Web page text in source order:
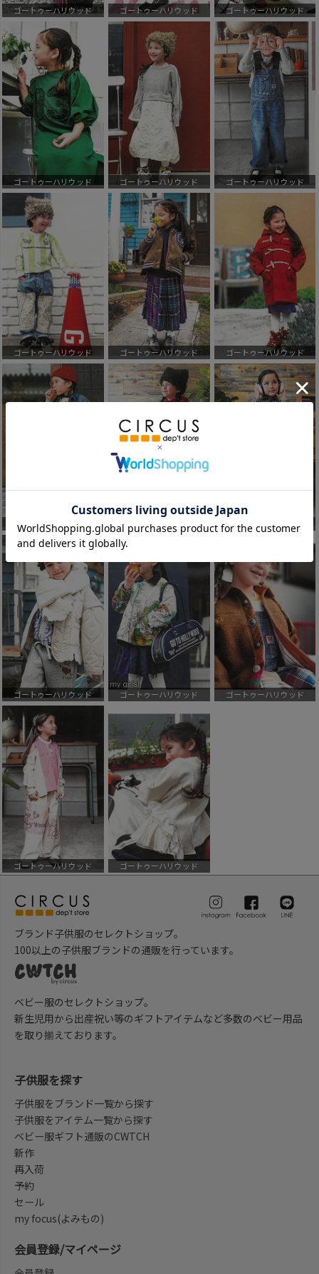
ゴートゥーハリウッド ゴートゥーハリウッド ゴートゥーハリウッド
ゴートゥーハリウッド ゴートゥーハリウッド ゴートゥーハリウッド
ゴートゥーハリウッド ゴートゥーハリウッド ゴートゥーハリウッド
ゴートゥーハリウッド ゴートゥーハリウッド ゴートゥーハリウッド
ゴートゥーハリウッド ゴートゥーハリウッド ゴートゥーハリウッド
ゴートゥーハリウッド ゴートゥーハリウッド
ブランド子供服のセレクトショップ。
100以上の子供服ブランドの通販を行っています。
ベビー服のセレクトショップ。
新生児用から出産祝い等のギフトアイテムなど多数のベビー用品
を取り揃えております。
子供服を探す
子供服をブランド一覧から探す
子供服をアイテム一覧から探す
ベビー服ギフト通販のCWTCH
新作
再入荷
予約
セール
my focus(よみもの)
会員登録/マイページ